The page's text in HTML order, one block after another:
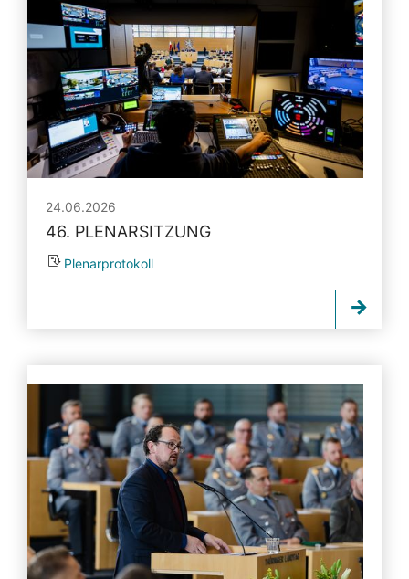
24.06.2026
46. PLENARSITZUNG
Plenarprotokoll